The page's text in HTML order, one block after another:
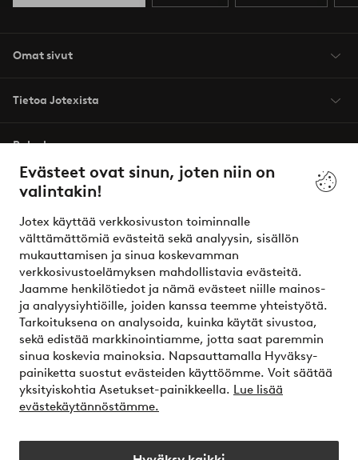
Evästeet ovat sinun, joten niin on
valintakin!
Jotex käyttää verkkosivuston toiminnalle
välttämättömiä evästeitä sekä analyysin, sisällön
mukauttamisen ja sinua koskevamman
verkkosivustoelämyksen mahdollistavia evästeitä.
Jaamme henkilötiedot ja nämä evästeet niille mainos-
ja analyysiyhtiöille, joiden kanssa teemme yhteistyötä.
Tarkoituksena on analysoida, kuinka käytät sivustoa,
sekä edistää markkinointiamme, jotta saat paremmin
sinua koskevia mainoksia. Napsauttamalla Hyväksy-
painiketta suostut evästeiden käyttöömme. Voit säätää
yksityiskohtia Asetukset-painikkeella. Lue lisää
evästekäytännöstämme.
Omat sivut
Tietoa Jotexista
Palvelumme
Ehdot
Ystävät
Turvalliset maksut – maksa nyt tai erissä
Haluatko tietää lisää maksuvaihtoehdoistamme?
elpy